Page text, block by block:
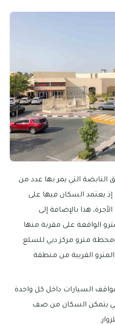
من المناطق النابضة التي يمر بها عدد من
يعتمد السكان فيها على
هذا بالإضافة إلى
الواقعة على مقربة منها
مترو مركز دبي للسلع
القريبة من منطقة
السيارات داخل كل واحدة
يتمكن السكان من صف